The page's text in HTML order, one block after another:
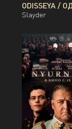
Slayder